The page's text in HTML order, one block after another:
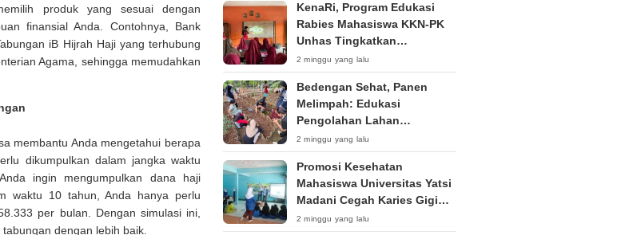
produk yang sesuai dengan
finansial Anda. Contohnya, Bank
iB Hijrah Haji yang terhubung
Agama, sehingga memudahkan
membantu Anda mengetahui berapa
dikumpulkan dalam jangka waktu
ingin mengumpulkan dana haji
waktu 10 tahun, Anda hanya perlu
per bulan. Dengan simulasi ini,
dengan lebih baik.
KenaRi, Program Edukasi
Rabies Mahasiswa KKN-PK
Unhas Tingkatkan
Kesadaran Siswa SD Negeri 4
Maccorawalie
2 minggu yang lalu
Bedengan Sehat, Panen
Melimpah: Edukasi
Pengolahan Lahan
Bedengan Organik bagi KWT
dan Ibu PKK RT 04 RW 01
Kelurahan Pakintelan
2 minggu yang lalu
Promosi Kesehatan
Mahasiswa Universitas Yatsi
Madani Cegah Karies Gigi
Anak
2 minggu yang lalu